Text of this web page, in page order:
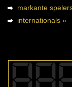
markante
internationals »